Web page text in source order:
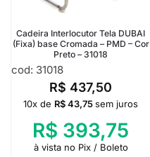
Cadeira Interlocutor Tela DUBAI
(Fixa) base Cromada – PMD – Cor
Preto – 31018
cod: 31018
R$ 437,50
10x de R$43,75sem juros
R$ 393,75
à vista no Pix / Boleto